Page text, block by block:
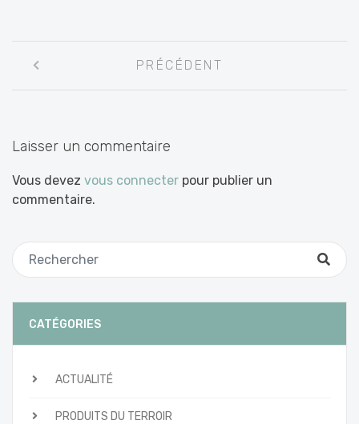
entre
PRÉCÉDENT
Laisser un commentaire
Vous devez vous connecter pour publier un
commentaire.
CATÉGORIES
ACTUALITÉ
PRODUITS DU TERROIR